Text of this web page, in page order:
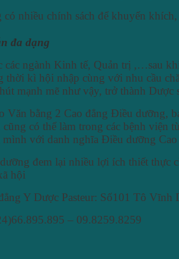
nhiều chính sách để khuyến
đa dạng
ngành Kinh tế, Quản trị ,…sau
kì hội nhập cùng với nhu cầu
mạnh mẽ như vậy, trở thành Dược
Văn bằng 2 Cao đẳng Điều dưỡng,
có thể làm trong các bệnh viện
mình với danh nghĩa Điều dưỡng Cao
đem lại nhiều lợi ích thiết
hội
Y Dược Pasteur: Số101 Tô
– 09.8259.8259